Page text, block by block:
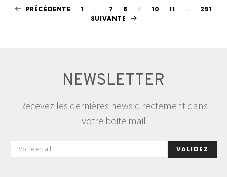
Pagination
PRÉCÉDENTE 1 … 7 8 9 10 11 …
251
SUIVANTE
NEWSLETTER
Recevez les dernières news directement dans
votre boite mail
VALIDEZ